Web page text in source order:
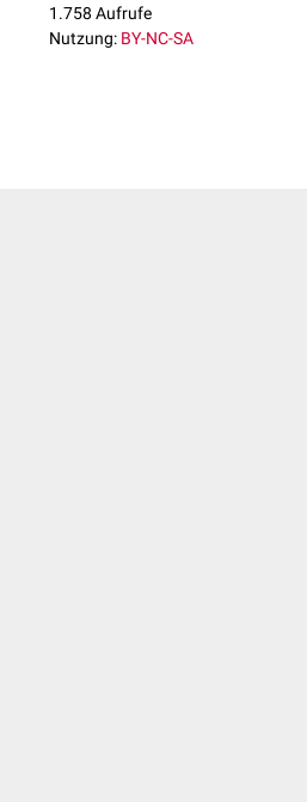
1.758 Aufrufe
Nutzung: BY-NC-SA